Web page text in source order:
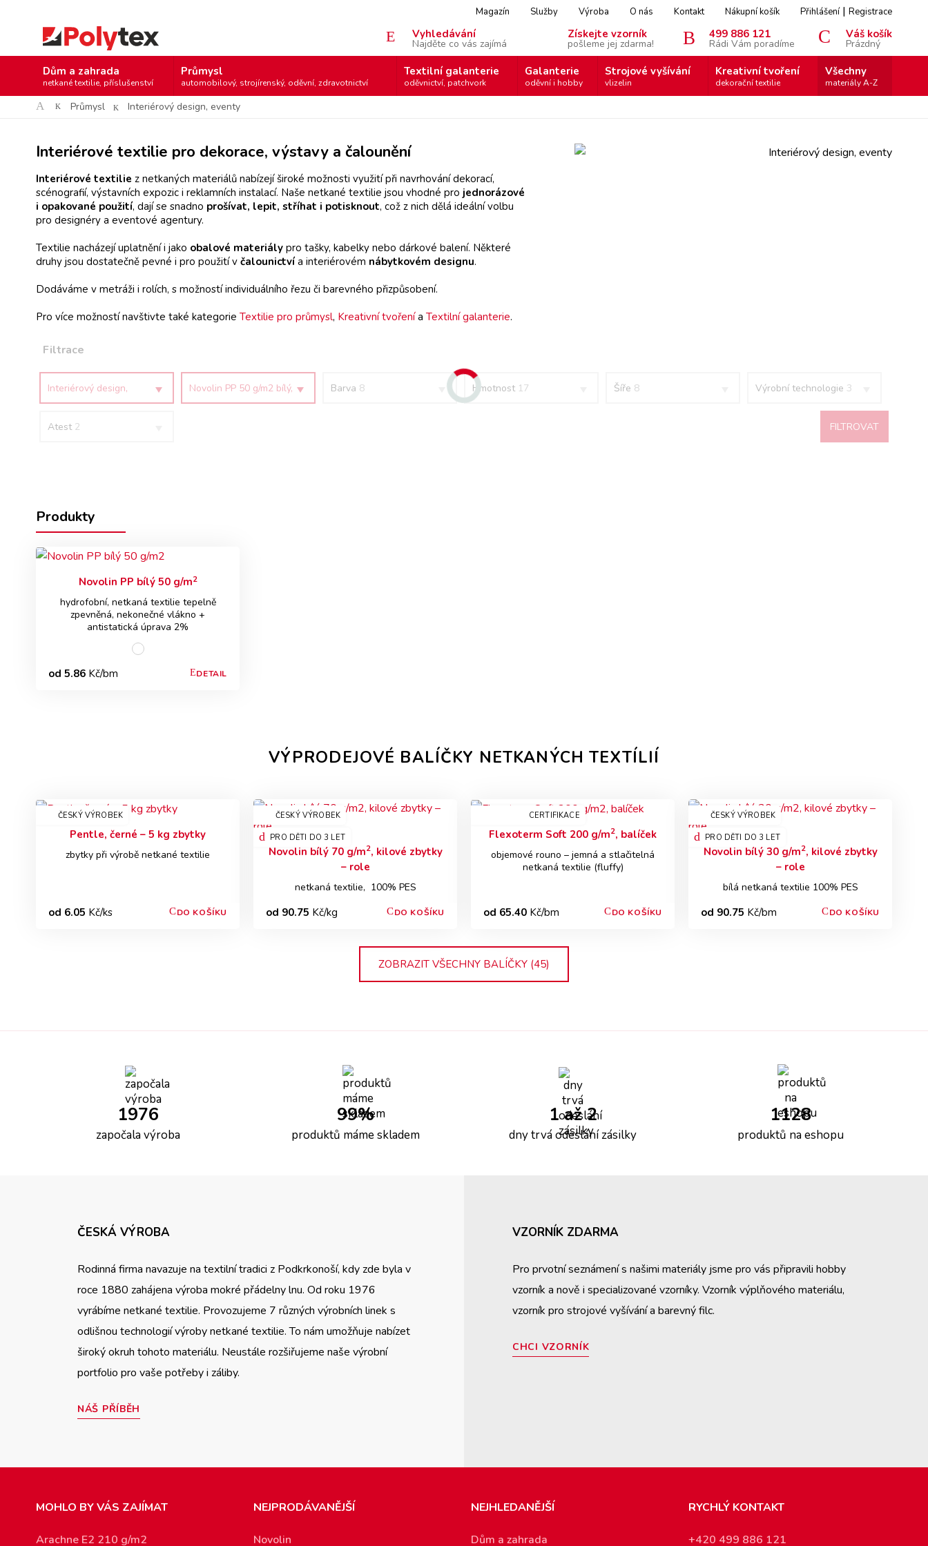
Magazín Služby Výroba O nás Kontakt Nákupní košík Přihlášení| Registrace
Vyhledávání
Najděte co vás zajímá
Získejte vzorník
pošleme jej zdarma!
499 886 121
Rádi Vám poradíme
Váš košík
Prázdný
Dům a zahrada
netkané textilie, příslušenství
Průmysl
automobilový, strojírenský, oděvní, zdravotnictví
Textilní galanterie
oděvnictví, patchvork
Galanterie
oděvní i hobby
Strojové vyšívání
vlizelin
Kreativní tvoření
dekorační textilie
Všechny
materiály A-Z
Průmysl Interiérový design, eventy
Interiérové textilie pro dekorace, výstavy a čalounění
Interiérové textilie z netkaných materiálů nabízejí široké možnosti využití při navrhování dekorací,
scénografií, výstavních expozic i reklamních instalací. Naše netkané textilie jsou vhodné pro jednorázové
i opakované použití, dají se snadno prošívat, lepit, stříhat i potisknout, což z nich dělá ideální volbu
pro designéry a eventové agentury.
Textilie nacházejí uplatnění i jako obalové materiály pro tašky, kabelky nebo dárkové balení. Některé
druhy jsou dostatečně pevné i pro použití v čalounictvía interiérovém nábytkovém designu.
Dodáváme v metráži i rolích, s možností individuálního řezu či barevného přizpůsobení.
Pro více možností navštivte také kategorie Textilie pro průmysl, Kreativní tvořenía Textilní galanterie.
Filtrace
Interiérový design, Novolin PP 50 g/m2 bílý, Barva 8 Hmotnost 17 Šíře 8 Výrobní technologie 3
Atest 2 FILTROVAT
Produkty
Novolin PP bílý 50 g/m2
hydrofobní, netkaná textilie tepelně
zpevněná, nekonečné vlákno +
antistatická úprava 2%
od 5.86 Kč/bm DETAIL
VÝPRODEJOVÉ BALÍČKY NETKANÝCH TEXTÍLIÍ
ČESKÝ VÝROBEK
Pentle, černé – 5 kg zbytky
zbytky při výrobě netkané textilie
od 6.05 Kč/ks DO KOŠÍKU
ČESKÝ VÝROBEK
PRO DĚTI DO 3 LET
Novolin bílý 70 g/m2, kilové zbytky
– role
netkaná textilie, 100% PES
od 90.75 Kč/kg DO KOŠÍKU
CERTIFIKACE
Flexoterm Soft 200 g/m2, balíček
objemové rouno – jemná a stlačitelná
netkaná textilie (fluffy)
od 65.40 Kč/bm DO KOŠÍKU
ČESKÝ VÝROBEK
PRO DĚTI DO 3 LET
Novolin bílý 30 g/m2, kilové zbytky
– role
bílá netkaná textilie 100% PES
od 90.75 Kč/bm DO KOŠÍKU
ZOBRAZIT VŠECHNY BALÍČKY (45)
1976
započala výroba
99%
produktů máme skladem
1 až 2
dny trvá odeslání zásilky
1128
produktů na eshopu
ČESKÁ VÝROBA
Rodinná firma navazuje na textilní tradici z Podkrkonoší, kdy zde byla v
roce 1880 zahájena výroba mokré přádelny lnu. Od roku 1976
vyrábíme netkané textilie. Provozujeme 7 různých výrobních linek s
odlišnou technologií výroby netkané textilie. To nám umožňuje nabízet
široký okruh tohoto materiálu. Neustále rozšiřujeme naše výrobní
portfolio pro vaše potřeby i záliby.
NÁŠ PŘÍBĚH
VZORNÍK ZDARMA
Pro prvotní seznámení s našimi materiály jsme pro vás připravili hobby
vzorník a nově i specializované vzorníky. Vzorník výplňového materiálu,
vzorník pro strojové vyšívání a barevný filc.
CHCI VZORNÍK
MOHLO BY VÁS ZAJÍMAT
Arachne E2 210 g/m2
NEJPRODÁVANĚJŠÍ
Novolin
NEJHLEDANĚJŠÍ
Dům a zahrada
RYCHLÝ KONTAKT
+420 499 886 121